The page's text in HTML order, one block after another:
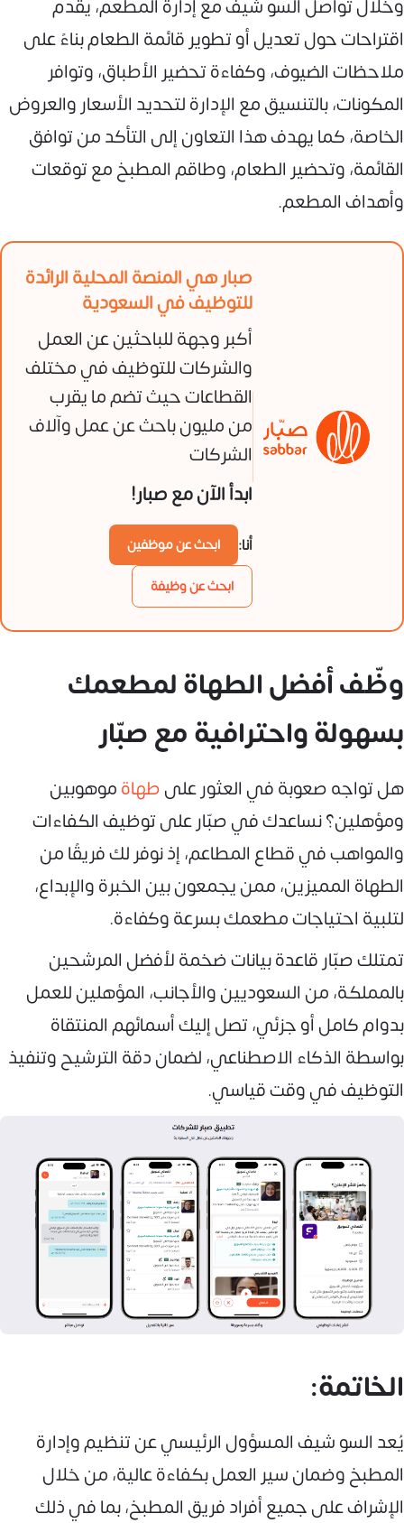
وخلال تواصل السو شيف مع إدارة المطعم، يقدم
اقتراحات حول تعديل أو تطوير قائمة الطعام بناءً على
ملاحظات الضيوف، وكفاءة تحضير الأطباق، وتوافر
المكونات، بالتنسيق مع الإدارة لتحديد الأسعار والعروض
الخاصة، كما يهدف هذا التعاون إلى التأكد من توافق
القائمة، وتحضير الطعام، وطاقم المطبخ مع توقعات
وأهداف المطعم.
صبار هي المنصة المحلية الرائدة
للتوظيف في السعودية
أكبر وجهة للباحثين عن العمل
والشركات للتوظيف في مختلف
القطاعات حيث تضم ما يقرب
من مليون باحث عن عمل وآلاف
الشركات
ابدأ الآن مع صبار!
أنا:
ابحث عن موظفين
ابحث عن وظيفة
وظّف أفضل الطهاة لمطعمك
بسهولة واحترافية مع صبّار
هل تواجه صعوبة في العثور علىطهاةموهوبين
ومؤهلين؟ نساعدك في صبّار على توظيف الكفاءات
والمواهب في قطاع المطاعم، إذ نوفر لك فريقًا من
الطهاة المميزين، ممن يجمعون بين الخبرة والإبداع،
لتلبية احتياجات مطعمك بسرعة وكفاءة.
تمتلك صبّار قاعدة بيانات ضخمة لأفضل المرشحين
بالمملكة، من السعوديين والأجانب، المؤهلين للعمل
بدوام كامل أو جزئي، تصل إليك أسمائهم المنتقاة
بواسطة الذكاء الاصطناعي، لضمان دقة الترشيح وتنفيذ
التوظيف في وقت قياسي.
الخاتمة:
يُعد السو شيف المسؤول الرئيسي عن تنظيم وإدارة
المطبخ وضمان سير العمل بكفاءة عالية، من خلال
الإشراف على جميع أفراد فريق المطبخ، بما في ذلك